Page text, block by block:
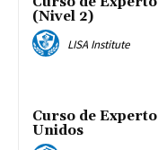
(Nivel 2)
LISA Institute
Curso de
Unidos